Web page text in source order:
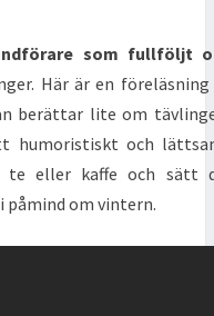
som fullföljt
Här är en föreläsning
berättar lite om
humoristiskt och
eller kaffe och sätt
om vintern.